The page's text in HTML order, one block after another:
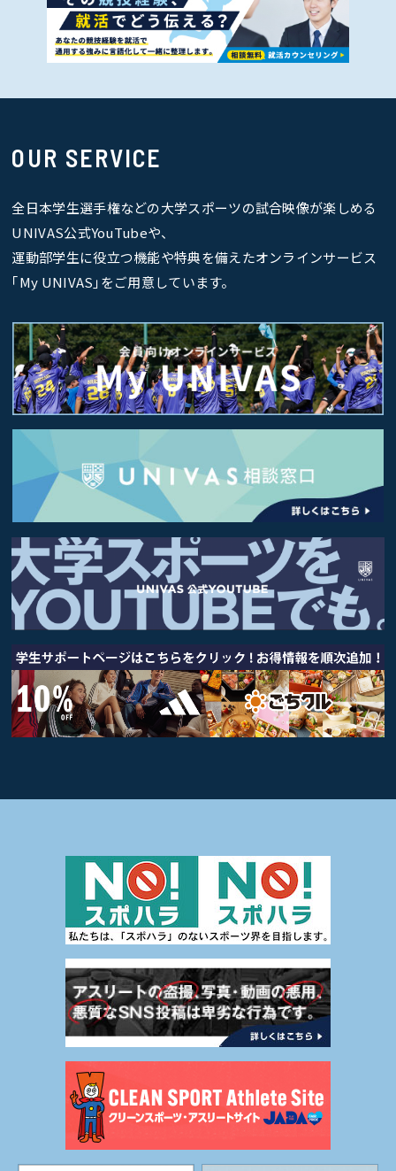
OUR SERVICE
全日本学生選手権などの大学スポーツの試合映像が楽しめる
UNIVAS公式YouTubeや、
運動部学生に役立つ機能や特典を備えたオンラインサービス
｢My UNIVAS｣をご用意しています。